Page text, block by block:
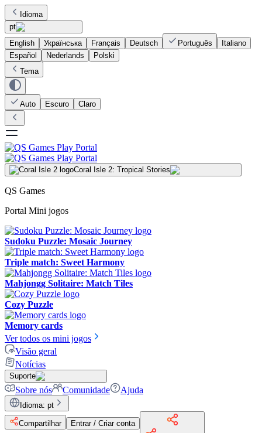
Idioma
pt
English
Українська Français Deutsch Português
Italiano
Español
Nederlands
Polski
Tema
Auto Escuro Claro
Coral Isle 2: Tropical Stories
QS Games
Portal Mini jogos
Sudoku Puzzle: Mosaic Journey
Triple match: Sweet Harmony
Mahjongg Solitaire: Match Tiles
Cozy Puzzle
Memory cards
Ver todos os mini jogos
Visão geral
Notícias
Suporte
Sobre nós Comunidade Ajuda
Idioma: pt
Compartilhar
Entrar / Criar conta